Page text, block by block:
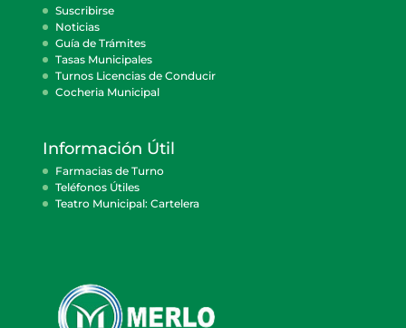
Suscribirse
Noticias
Guía de Trámites
Tasas Municipales
Turnos Licencias de Conducir
Cocheria Municipal
Información Útil
Farmacias de Turno
Teléfonos Útiles
Teatro Municipal: Cartelera